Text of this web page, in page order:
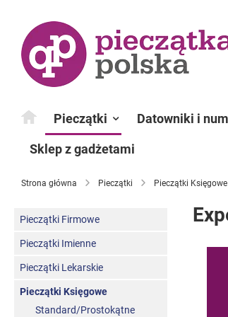
Pieczątki Datowniki i
Sklep z gadżetami
Strona główna Pieczątki Pieczątki Księgowe
Pieczątki Firmowe
Pieczątki Imienne
Pieczątki Lekarskie
Pieczątki Księgowe
Standard/Prostokątne